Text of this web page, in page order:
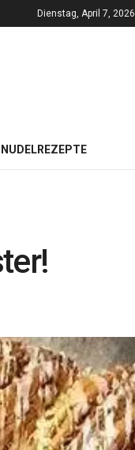
Dienstag, April 7, 2026
NUDELREZEPTE